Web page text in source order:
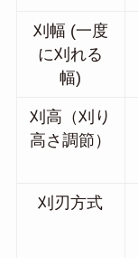
刈幅 (一度
に刈れる
幅)
刈高（刈り
高さ調節）
刈刃方式